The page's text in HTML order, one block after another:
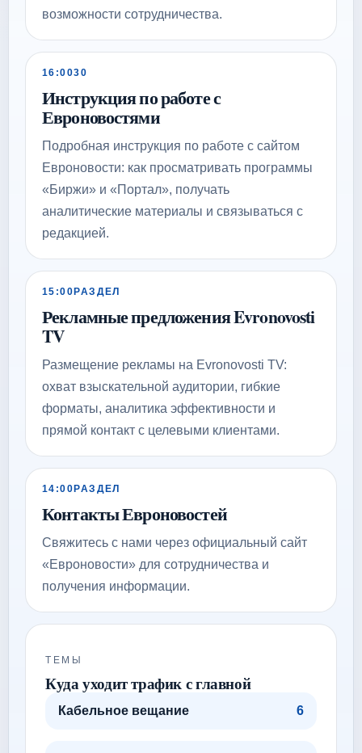
возможности сотрудничества.
16:0030
Инструкция по работе с
Евроновостями
Подробная инструкция по работе с сайтом
Евроновости: как просматривать программы
«Биржи» и «Портал», получать
аналитические материалы и связываться с
редакцией.
15:00 РАЗДЕЛ
Рекламные предложения Evronovosti
TV
Размещение рекламы на Evronovosti TV:
охват взыскательной аудитории, гибкие
форматы, аналитика эффективности и
прямой контакт с целевыми клиентами.
14:00 РАЗДЕЛ
Контакты Евроновостей
Свяжитесь с нами через официальный сайт
«Евроновости» для сотрудничества и
получения информации.
ТЕМЫ
Куда уходит трафик с главной
Кабельное вещание 6